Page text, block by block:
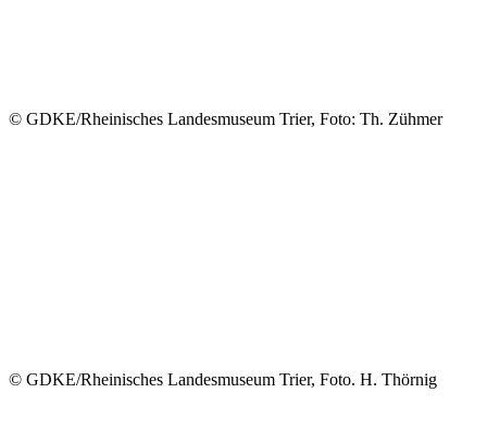
© GDKE/Rheinisches Landesmuseum Trier, Foto: Th. Zühmer
© GDKE/Rheinisches Landesmuseum Trier, Foto. H. Thörnig